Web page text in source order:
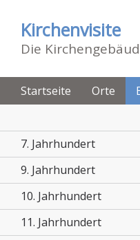
Kirchenvisite
Die
Startseite Orte
7. Jahrhundert
9. Jahrhundert
10. Jahrhundert
11. Jahrhundert